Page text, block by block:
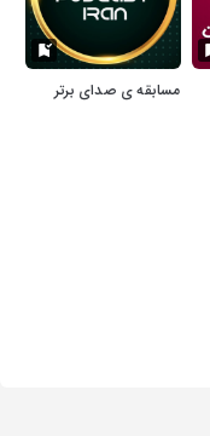
مسابقه ی صدای برتر